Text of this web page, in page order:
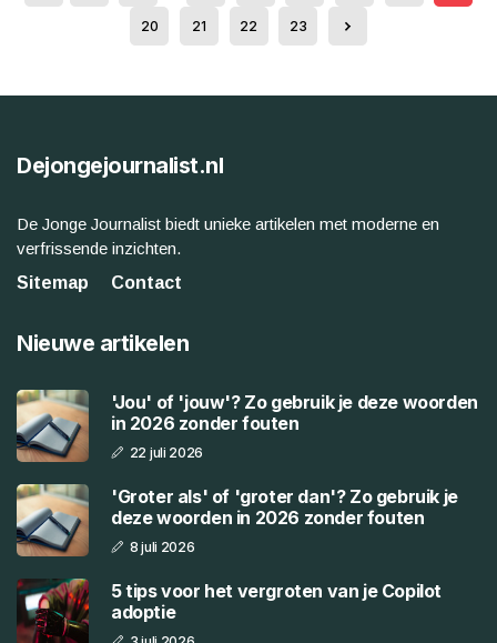
20 21 22 23
Dejongejournalist.nl
De Jonge Journalist biedt unieke artikelen met moderne en
verfrissende inzichten.
Sitemap
Contact
Nieuwe artikelen
'Jou' of 'jouw'? Zo gebruik je deze woorden
in 2026 zonder fouten
22 juli 2026
'Groter als' of 'groter dan'? Zo gebruik je
deze woorden in 2026 zonder fouten
8 juli 2026
5 tips voor het vergroten van je Copilot
adoptie